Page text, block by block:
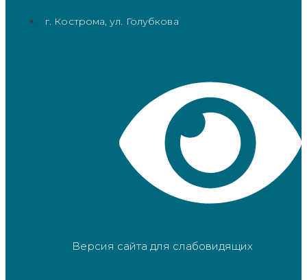
г. Кострома, ул. Голубкова
Версия сайта для слабовидящих